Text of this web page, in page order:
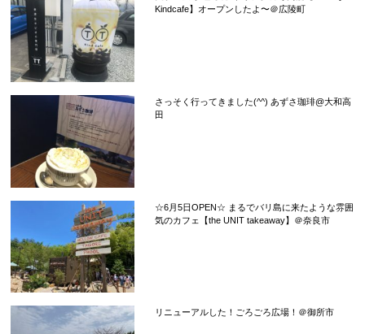
Kindcafe】オープンしたよ〜＠広陵町
さっそく行ってきました(^^) あずさ珈琲@大和高
田
☆6月5日OPEN☆ まるでバリ島に来たような雰囲
気のカフェ【the UNIT takeaway】＠奈良市
リニューアルした！ごろごろ広場！＠御所市